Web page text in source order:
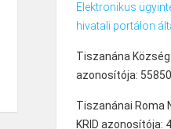
Elektronikus
hivatali portálon
Tiszanána
azonosítója:
Tiszanánai Roma
KRID azonosítója: